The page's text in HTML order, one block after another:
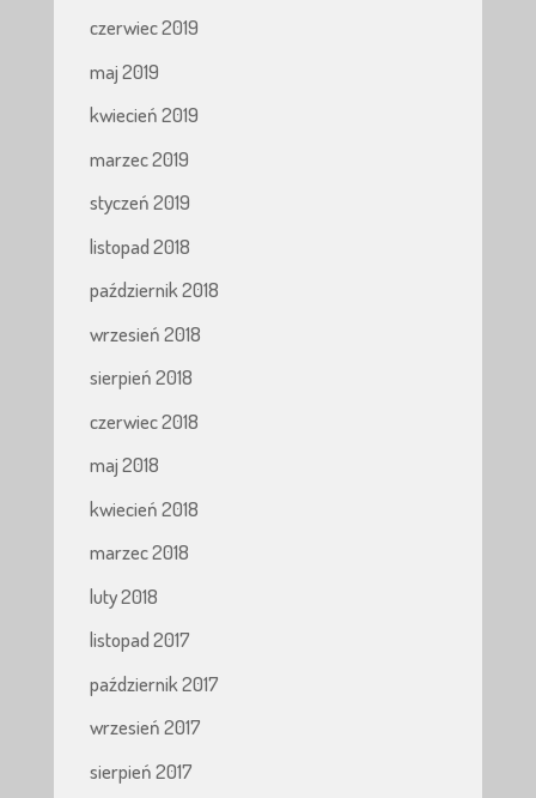
czerwiec 2019
maj 2019
kwiecień 2019
marzec 2019
styczeń 2019
listopad 2018
październik 2018
wrzesień 2018
sierpień 2018
czerwiec 2018
maj 2018
kwiecień 2018
marzec 2018
luty 2018
listopad 2017
październik 2017
wrzesień 2017
sierpień 2017